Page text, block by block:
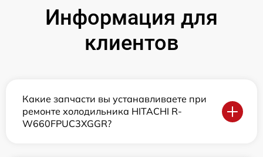
Информация для
клиентов
Какие запчасти вы устанавливаете при
ремонте холодильника HITACHI R-
W660FPUC3XGGR?